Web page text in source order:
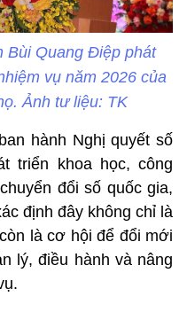
Bùi Quang Điệp phát
vụ năm 2026 của
Ảnh tư liệu: TK
hành Nghị quyết số
triển khoa học, công
đổi số quốc gia,
định đây không chỉ là
là cơ hội để đổi mới
lý, điều hành và nâng